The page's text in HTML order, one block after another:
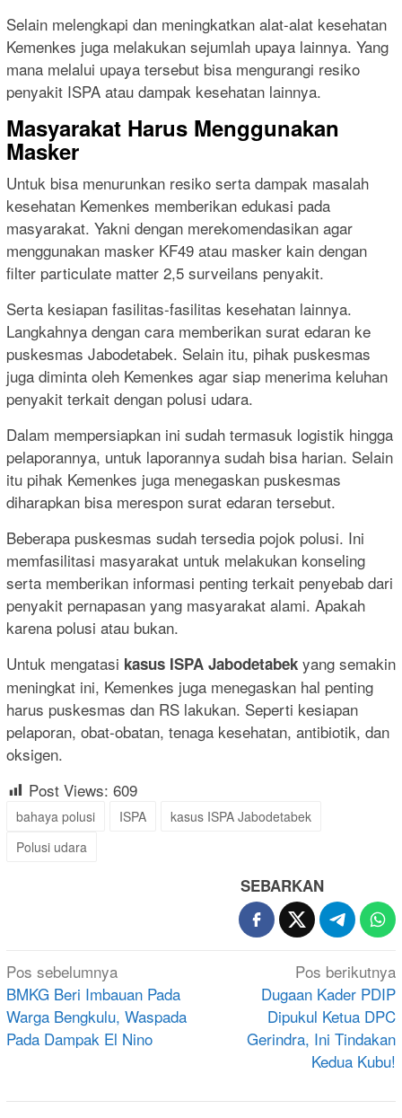
Selain melengkapi dan meningkatkan alat-alat kesehatan
Kemenkes juga melakukan sejumlah upaya lainnya. Yang
mana melalui upaya tersebut bisa mengurangi resiko
penyakit ISPA atau dampak kesehatan lainnya.
Masyarakat Harus Menggunakan
Masker
Untuk bisa menurunkan resiko serta dampak masalah
kesehatan Kemenkes memberikan edukasi pada
masyarakat. Yakni dengan merekomendasikan agar
menggunakan masker KF49 atau masker kain dengan
filter particulate matter 2,5 surveilans penyakit.
Serta kesiapan fasilitas-fasilitas kesehatan lainnya.
Langkahnya dengan cara memberikan surat edaran ke
puskesmas Jabodetabek. Selain itu, pihak puskesmas
juga diminta oleh Kemenkes agar siap menerima keluhan
penyakit terkait dengan polusi udara.
Dalam mempersiapkan ini sudah termasuk logistik hingga
pelaporannya, untuk laporannya sudah bisa harian. Selain
itu pihak Kemenkes juga menegaskan puskesmas
diharapkan bisa merespon surat edaran tersebut.
Beberapa puskesmas sudah tersedia pojok polusi. Ini
memfasilitasi masyarakat untuk melakukan konseling
serta memberikan informasi penting terkait penyebab dari
penyakit pernapasan yang masyarakat alami. Apakah
karena polusi atau bukan.
Untuk mengatasi kasus ISPA Jabodetabek yang semakin
meningkat ini, Kemenkes juga menegaskan hal penting
harus puskesmas dan RS lakukan. Seperti kesiapan
pelaporan, obat-obatan, tenaga kesehatan, antibiotik, dan
oksigen.
Post Views: 609
bahaya polusi ISPA
kasus ISPA Jabodetabek
Polusi udara
SEBARKAN
Navigasi
pos
Pos sebelumnya
BMKG Beri Imbauan Pada
Warga Bengkulu, Waspada
Pada Dampak El Nino
Pos berikutnya
Dugaan Kader PDIP
Dipukul Ketua DPC
Gerindra, Ini Tindakan
Kedua Kubu!